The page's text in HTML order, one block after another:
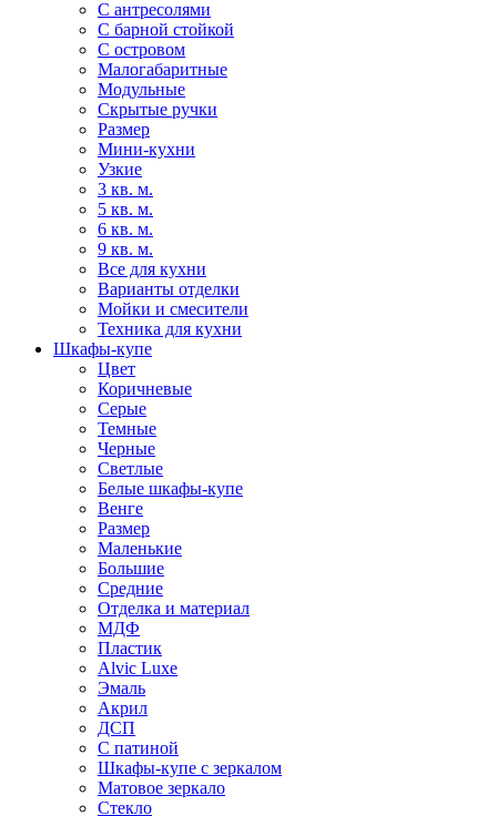
С антресолями
С барной стойкой
С островом
Малогабаритные
Модульные
Скрытые ручки
Размер
Мини-кухни
Узкие
3 кв. м.
5 кв. м.
6 кв. м.
9 кв. м.
Все для кухни
Варианты отделки
Мойки и смесители
Техника для кухни
Шкафы-купе
Цвет
Коричневые
Серые
Темные
Черные
Светлые
Белые шкафы-купе
Венге
Размер
Маленькие
Большие
Средние
Отделка и материал
МДФ
Пластик
Alvic Luxe
Эмаль
Акрил
ДСП
С патиной
Шкафы-купе с зеркалом
Матовое зеркало
Стекло